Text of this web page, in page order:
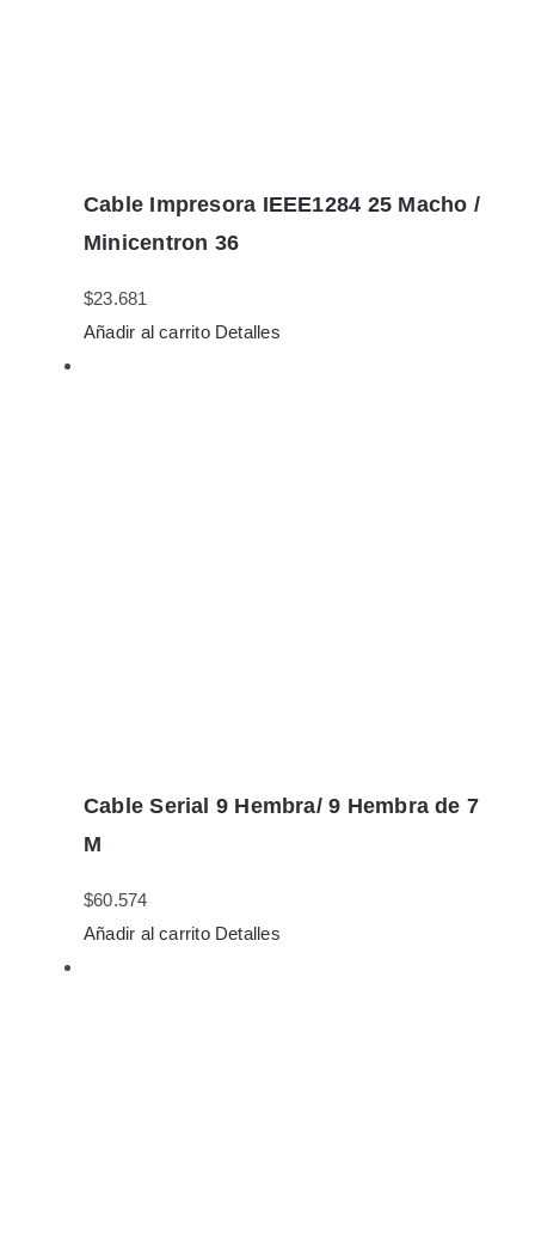
Cable Impresora IEEE1284 25 Macho /
Minicentron 36
$23.681
Añadir al carrito Detalles
Cable Serial 9 Hembra/ 9 Hembra de 7
M
$60.574
Añadir al carrito Detalles